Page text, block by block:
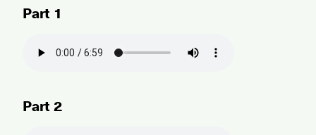
Part 1
Part 2